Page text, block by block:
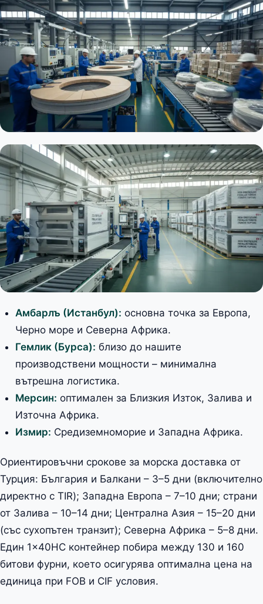
Амбарлъ (Истанбул): основна точка за Европа,
Черно море и Северна Африка.
Гемлик (Бурса): близо до нашите
производствени мощности – минимална
вътрешна логистика.
Мерсин: оптимален за Близкия Изток, Залива и
Източна Африка.
Измир: Средиземноморие и Западна Африка.
Ориентировъчни срокове за морска доставка от
Турция: България и Балкани – 3–5 дни (включително
директно с TIR); Западна Европа – 7–10 дни; страни
от Залива – 10–14 дни; Централна Азия – 15–20 дни
(със сухопътен транзит); Северна Африка – 5–8 дни.
Един 1×40HC контейнер побира между 130 и 160
битови фурни, което осигурява оптимална цена на
единица при FOB и CIF условия.